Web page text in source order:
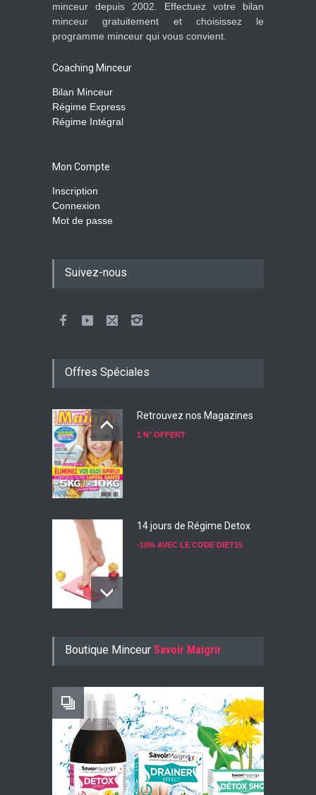
minceur depuis 2002. Effectuez votre bilan
minceur gratuitement et choisissez le
programme minceur qui vous convient.
Coaching Minceur
Bilan Minceur
Régime Express
Régime Intégral
Mon Compte
Inscription
Connexion
Mot de passe
Suivez-nous
Offres Spéciales
Retrouvez nos Magazines
1 N° OFFERT
14 jours de Régime Detox
-10% AVEC LE CODE DIET15
-10% AVEC LE CODE KONJ10
Faites Votre Bilan Minceur
GRATUIT
Boutique Minceur Savoir Maigrir